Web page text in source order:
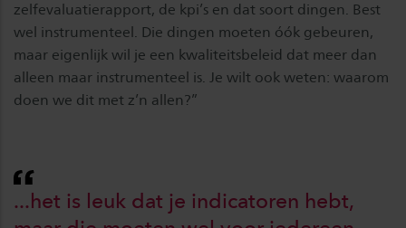
zelfevaluatierapport, de kpi’s en dat soort dingen. Best
wel instrumenteel. Die dingen moeten óók gebeuren,
maar eigenlijk wil je een kwaliteitsbeleid dat meer dan
alleen maar instrumenteel is. Je wilt ook weten: waarom
doen we dit met z’n allen?”
...het is leuk dat je indicatoren hebt,